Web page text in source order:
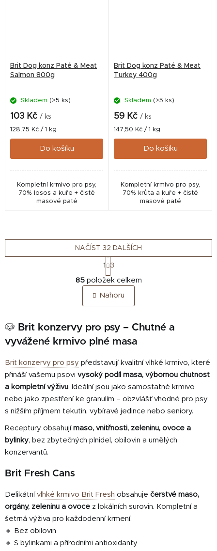
Brit Dog konz Paté & Meat
Salmon 800g
Skladem (>5 ks)
103 Kč / ks
Měrná
cena:
128,75 Kč / 1 kg
Do košíku
Kompletní krmivo pro psy,
70% losos a kuře + čisté
masové paté
Brit Dog konz Paté & Meat
Turkey 400g
Skladem (>5 ks)
59 Kč / ks
Měrná
cena:
147,50 Kč / 1 kg
Do košíku
Kompletní krmivo pro psy,
70% krůta a kuře + čisté
masové paté
O
v
l
á
a
c
p
r
v
k
v
ý
p
NAČÍST 32 DALŠÍCH
S
t
r
á
n
k
v
n
1 3
85položek celkem
Nahoru
🐶 Brit konzervy pro psy – Chutné a
vyvážené krmivo plné masa
Brit konzervy pro psy představují kvalitní vlhké krmivo, které
přináší vašemu psovi vysoký podíl masa, výbornou chutnost
a kompletní výživu. Ideální jsou jako samostatné krmivo
nebo jako zpestření ke granulím – obzvlášť vhodné pro psy
s nižším příjmem tekutin, vybíravé jedince nebo seniory.
Receptury obsahují maso, vnitřnosti, zeleninu, ovoce a
bylinky, bez zbytečných plnidel, obilovin a umělých
konzervantů.
Brit Fresh Cans
Delikátní vlhké krmivo Brit Fresh obsahuje čerstvé maso,
orgány, zeleninu a ovoce z lokálních surovin. Kompletní a
šetrná výživa pro každodenní krmení.
🔸 Bez obilovin
🔸 S bylinkami a přírodními antioxidanty